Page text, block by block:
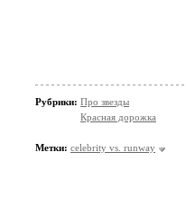
Рубрики: Про звезды
Красная дорожка
Метки: celebrity vs. runway